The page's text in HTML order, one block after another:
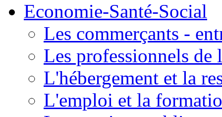
Economie-Santé-Social
Les commerçants -
Les professionnels de
L'hébergement et la
L'emploi et la